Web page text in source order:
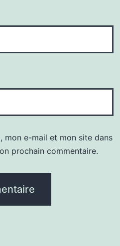
mon e-mail et mon site dans
prochain commentaire.